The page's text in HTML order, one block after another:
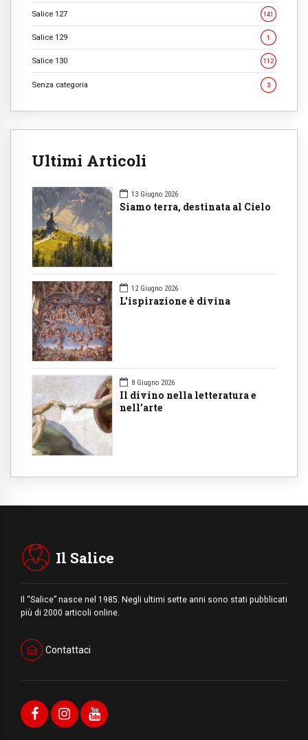
Salice 127 141
Salice 129 1
Salice 130 112
Senza categoria 3
Ultimi Articoli
13 Giugno 2026
Siamo terra, destinata al Cielo
12 Giugno 2026
L'ispirazione è divina
8 Giugno 2026
Il divino nella letteratura e
nell’arte
Il Salice
Il “Salice” nasce nel 1985. Negli ultimi sette anni sono stati pubblicati
più di 2000 articoli online.
Contattaci